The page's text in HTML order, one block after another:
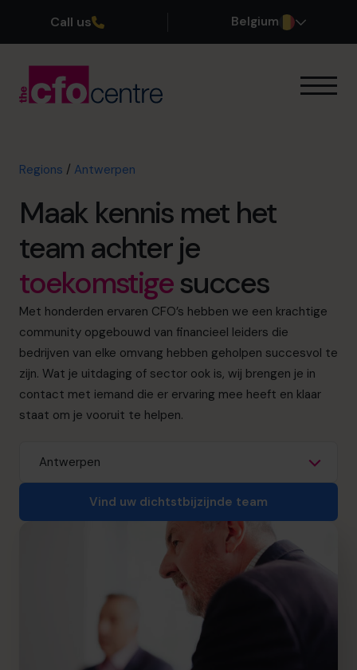
Call us Belgium
Onze CFO’s
Over ons
Word lid van ons team
Plan een kennismakingsgesprek
03 808 8767
info.be@cfocentre.com
Regions / Antwerpen
Maak kennis met het
team achter je
toekomstigesucces
Met honderden ervaren CFO’s hebben we een krachtige
community opgebouwd van financieel leiders die
bedrijven van elke omvang hebben geholpen succesvol te
zijn. Wat je uitdaging of sector ook is, wij brengen je in
contact met iemand die er ervaring mee heeft en klaar
staat om je vooruit te helpen.
Vind uw dichtstbijzijnde team